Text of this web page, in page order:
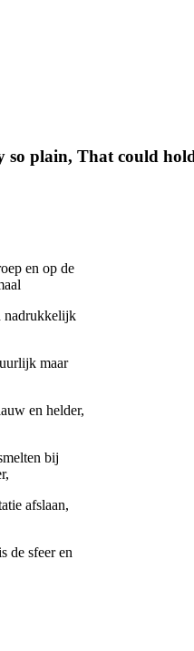
plain, That could
en op de
nadrukkelijk
maar
en helder,
bij
afslaan,
de sfeer en